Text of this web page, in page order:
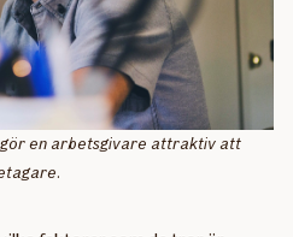
en arbetsgivare attraktiv att